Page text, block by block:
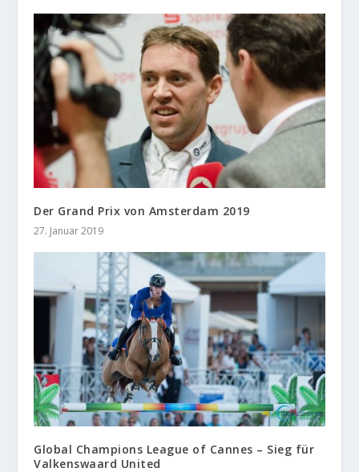
Der Grand Prix von Amsterdam 2019
27. Januar 2019
Global Champions League of Cannes – Sieg für
Valkenswaard United